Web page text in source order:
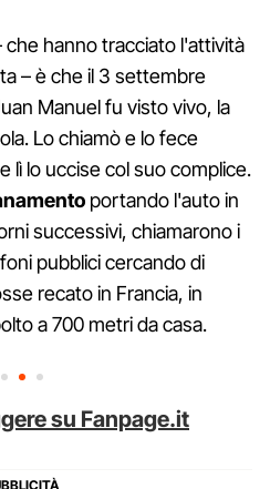
che hanno tracciato l'attività
– è che il 3 settembre
Manuel fu visto vivo, la
Lo chiamò e lo fece
lì lo uccise col suo complice.
portando l'auto in
successivi, chiamarono i
pubblici cercando di
recato in Francia, in
a 700 metri da casa.
su Fanpage.it